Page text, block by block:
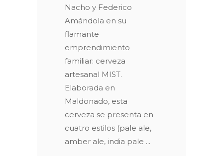
Nacho y Federico
Amándola en su
flamante
emprendimiento
familiar: cerveza
artesanal MIST.
Elaborada en
Maldonado, esta
cerveza se presenta en
cuatro estilos (pale ale,
amber ale, india pale